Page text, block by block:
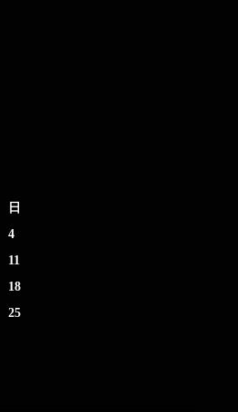
日
4
11
18
25